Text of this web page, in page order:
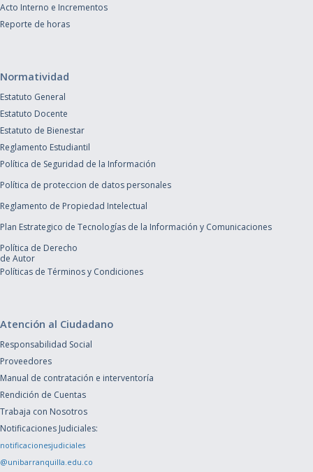
Acto Interno e Incrementos
Reporte de horas
Normatividad
Estatuto General
Estatuto Docente
Estatuto de Bienestar
Reglamento Estudiantil
Política de Seguridad de la Información
Política de proteccion de datos personales
Reglamento de Propiedad Intelectual
Plan Estrategico de Tecnologías de la Información y Comunicaciones
Política de Derecho
de Autor
Políticas de Términos y Condiciones
Atención al Ciudadano
Responsabilidad Social
Proveedores
Manual de contratación e interventoría
Rendición de Cuentas
Trabaja con Nosotros
Notificaciones Judiciales:
notificacionesjudiciales
@unibarranquilla.edu.co